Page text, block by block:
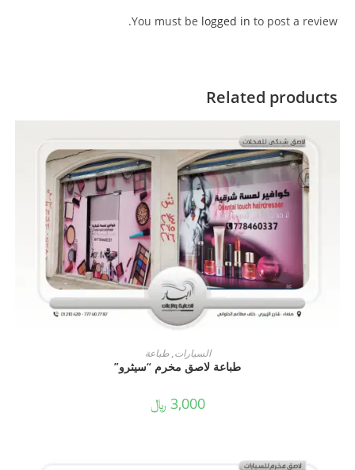
You must be logged in to post a review.
Related products
ADD TO CART
السيارات,طباعة
طباعة لاصق مخرم “سيثرو”
3,000 ﷼